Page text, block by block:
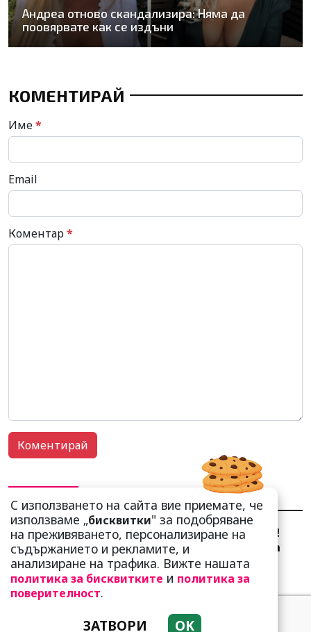
Андреа отново скандализира: Няма да
поовярвате как се издъни
КОМЕНТИРАЙ
Име*
Email
Коментар*
НАЙ-КОМЕНТИРАНИ
Сърце юнашко не трае!
Ричи Тъпото си вдигна
стандарта: Замени
чалгарка...
С използването на сайта вие приемате, че
използваме „бисквитки" за подобряване
на преживяването, персонализиране на
съдържанието и рекламите, и
анализиране на трафика. Вижте нашата
политика за бисквитките и политика за
поверителност.
ЗАТВОРИ OK